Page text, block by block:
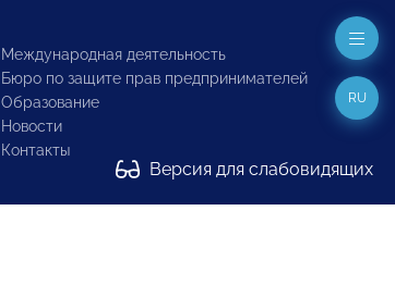
Международная деятельность
Бюро по защите прав предпринимателей
Образование
Новости
Контакты
Версия для слабовидящих
RU